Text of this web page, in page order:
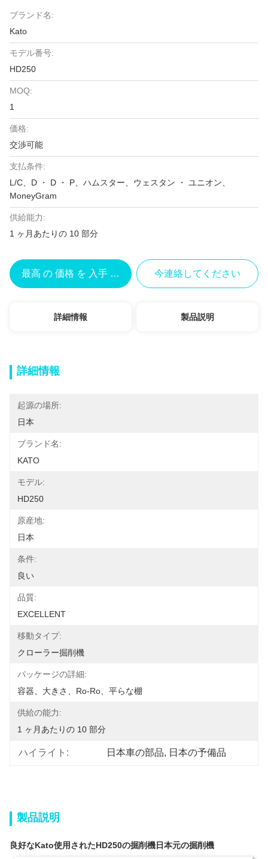
ブランド名:
Kato
モデル番号:
HD250
MOQ:
1
価格:
交渉可能
支払条件:
L/C、D ・ D ・ P、ハムスター、ウェスタン ・ ユニオン、
MoneyGram
供給能力:
1 ヶ月あたりの 10 部分
最高 の 価格 を 入手 する 今連絡してください
詳細情報 製品説明
詳細情報
起源の場所:
日本
ブランド名:
KATO
モデル:
HD250
原産地:
日本
条件:
良い
品質:
EXCELLENT
移動タイプ:
クローラー掘削機
パッケージの詳細:
容器、大きさ、Ro-Ro、平らな棚
供給の能力:
1 ヶ月あたりの 10 部分
ハイライト: 日本車の部品, 日本の予備品
製品説明
良好なKato使用されたHD250の掘削機日本元の掘削機